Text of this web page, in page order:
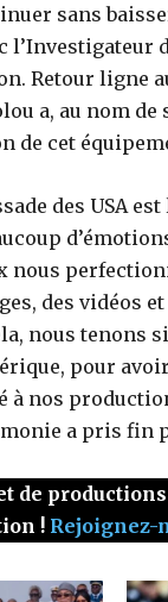
sans
l’Investigateur
Retour ligne
a, au nom de
de cet
des USA
des vidéos
nous tenons
pour
à nos
a pris fin
! Rejoignez-